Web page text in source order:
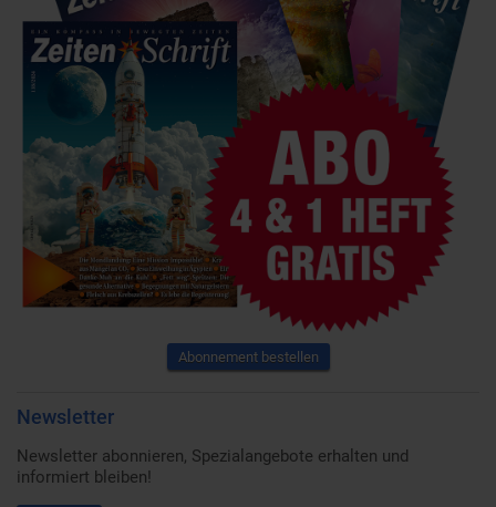
Abonnement bestellen
Newsletter
Newsletter abonnieren, Spezialangebote erhalten und
informiert bleiben!